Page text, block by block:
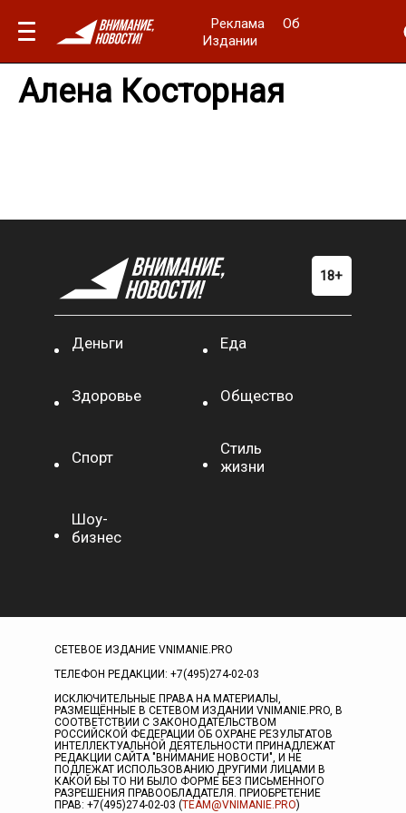
Реклама
Об
Издании
Алена Косторная
Деньги Еда
Здоровье Общество
Спорт
Стиль
жизни
Шоу-
бизнес
СЕТЕВОЕ ИЗДАНИЕ VNIMANIE.PRO
ТЕЛЕФОН РЕДАКЦИИ: +7(495)274-02-03
ИСКЛЮЧИТЕЛЬНЫЕ ПРАВА НА МАТЕРИАЛЫ,
РАЗМЕЩЁННЫЕ В СЕТЕВОМ ИЗДАНИИ VNIMANIE.PRO, В
СООТВЕТСТВИИ С ЗАКОНОДАТЕЛЬСТВОМ
РОССИЙСКОЙ ФЕДЕРАЦИИ ОБ ОХРАНЕ РЕЗУЛЬТАТОВ
ИНТЕЛЛЕКТУАЛЬНОЙ ДЕЯТЕЛЬНОСТИ ПРИНАДЛЕЖАТ
РЕДАКЦИИ САЙТА "ВНИМАНИЕ НОВОСТИ", И НЕ
ПОДЛЕЖАТ ИСПОЛЬЗОВАНИЮ ДРУГИМИ ЛИЦАМИ В
КАКОЙ БЫ ТО НИ БЫЛО ФОРМЕ БЕЗ ПИСЬМЕННОГО
РАЗРЕШЕНИЯ ПРАВООБЛАДАТЕЛЯ. ПРИОБРЕТЕНИЕ
ПРАВ: +7(495)274-02-03 (TEAM@VNIMANIE.PRO)